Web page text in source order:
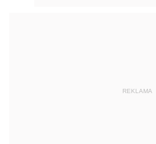
REKLAMA